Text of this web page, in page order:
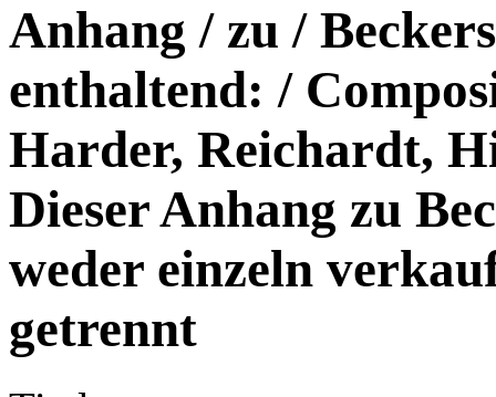
Anhang / zu /
enthaltend: /
Harder, Reichardt,
Dieser Anhang zu
weder einzeln
getrennt